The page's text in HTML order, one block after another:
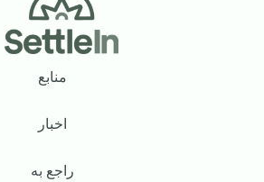
منابع
اخبار
راجع به